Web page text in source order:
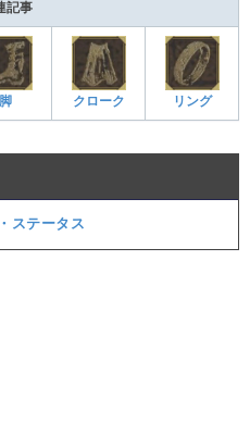
記事
脚 クローク リング
ステータス